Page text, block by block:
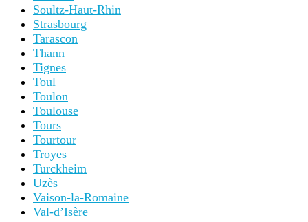
Soultz-Haut-Rhin
Strasbourg
Tarascon
Thann
Tignes
Toul
Toulon
Toulouse
Tours
Tourtour
Troyes
Turckheim
Uzès
Vaison-la-Romaine
Val-d’Isère